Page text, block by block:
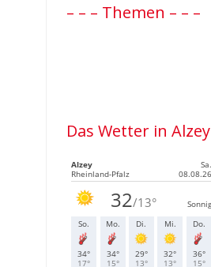
– – – Themen – – –
Das Wetter in Alzey